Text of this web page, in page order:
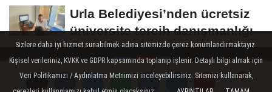
Urla Belediyesi’nden ücretsiz
üniversite tercih danışmanlığı
Sizlere daha iyi hizmet sunabilmek adına sitemizde çerez konumlandırmaktayız.
Kişisel verileriniz, KVKK ve GDPR kapsamında toplanıp işlenir. Detaylı bilgi almak için
Veri Politikamızı / Aydınlatma Metnimizi inceleyebilirsiniz. Sitemizi kullanarak,